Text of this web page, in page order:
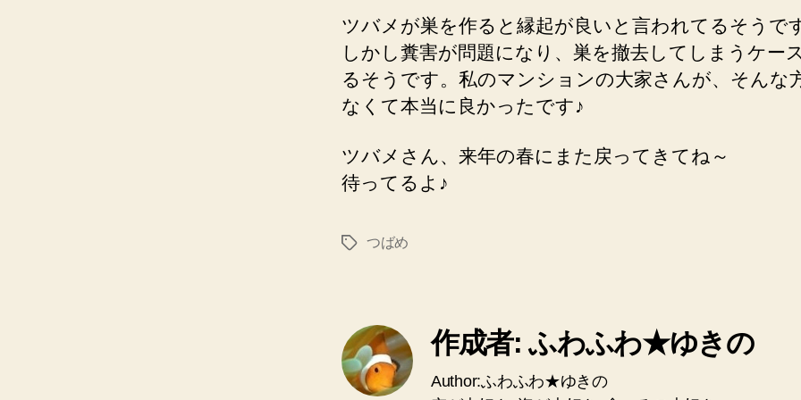
ツバメが巣を作ると縁起が良いと言われてるそうで
しかし糞害が問題になり、巣を撤去してしまうケー
るそうです。私のマンションの大家さんが、そんな
なくて本当に良かったです♪
ツバメさん、来年の春にまた戻ってきてね～
待ってるよ♪
タ
つばめ
作成者: ふわふわ★ゆきの
Author:ふわふわ★ゆきの